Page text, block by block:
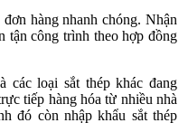
hàng nhanh chóng. Nhận
tận công trình theo hợp đồng
các loại sắt thép khác đang
tiếp hàng hóa từ nhiều nhà
đó còn nhập khẩu sắt thép